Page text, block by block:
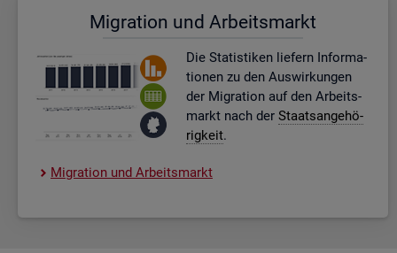
Mi­gra­ti­on und Ar­beits­markt
Die Sta­tis­ti­ken lie­fern In­for­ma­
tio­nen zu den Aus­wir­kun­gen
der Mi­gra­ti­on auf den Ar­beits­
markt nach der Staats­an­ge­hö­
rig­keit.
Mi­gra­ti­on und Ar­beits­markt